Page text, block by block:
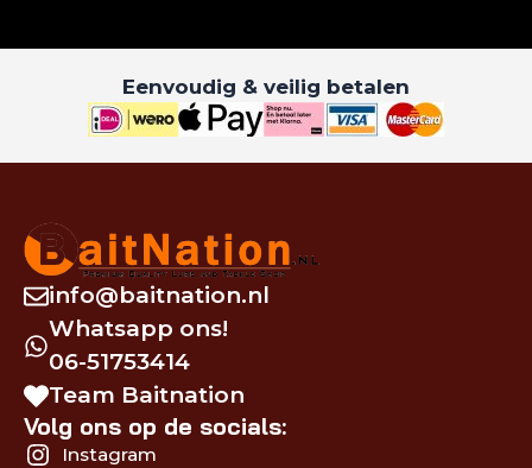
Eenvoudig & veilig betalen
info@baitnation.nl
Whatsapp ons!
06-51753414
Team Baitnation
Volg ons op de socials:
Instagram